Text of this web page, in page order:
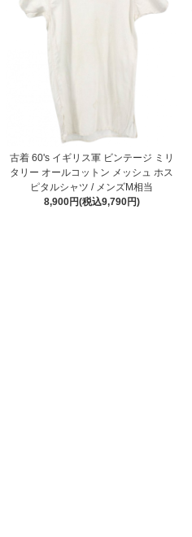
古着 60's イギリス軍 ビンテージ ミリ
タリー オールコットン メッシュ ホス
ピタルシャツ / メンズM相当
8,900円(税込9,790円)